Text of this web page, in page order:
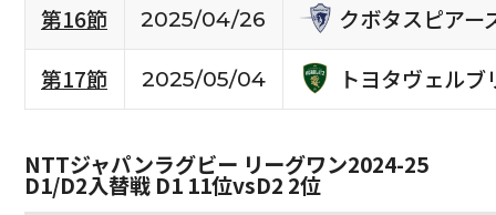
第16節
2025/04/26
クボタスピアー
第17節
2025/05/04 トヨタヴェルブ
NTTジャパンラグビー リーグワン2024-25
D1/D2入替戦 D1 11位vsD2 2位